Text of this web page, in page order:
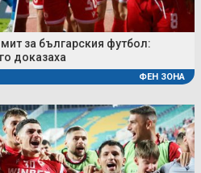
за българския футбол:
доказаха
ФЕН ЗОНА